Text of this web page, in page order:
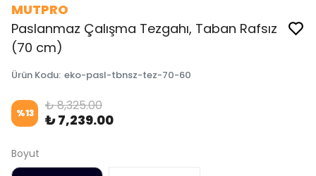
MUTPRO
Paslanmaz Çalışma Tezgahı, Taban Rafsız
(70 cm)
Ürün Kodu: eko-pasl-tbnsz-tez-70-60
%13 ₺ 8,325.00
₺ 7,239.00
Boyut